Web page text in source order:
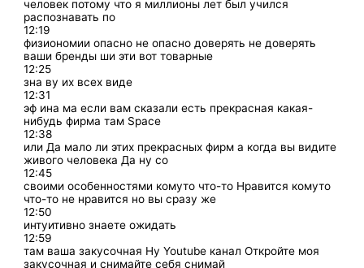
человек потому что я миллионы лет был учился
распознавать по
12:19
физиономии опасно не опасно доверять не доверять
ваши бренды ши эти вот товарные
12:25
зна ву их всех виде
12:31
эф ина ма если вам сказали есть прекрасная какая-
нибудь фирма там Space
12:38
или Да мало ли этих прекрасных фирм а когда вы видите
живого человека Да ну со
12:45
своими особенностями комуто что-то Нравится комуто
что-то не нравится но вы сразу же
12:50
интуитивно знаете ожидать
12:59
там ваша закусочная Ну Youtube канал Откройте моя
закусочная и снимайте себя снимай